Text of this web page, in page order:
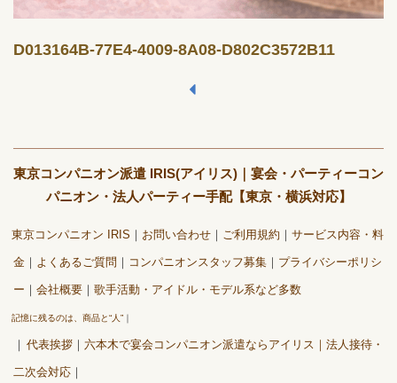
D013164B-77E4-4009-8A08-D802C3572B11
東京コンパニオン派遣 IRIS(アイリス)｜宴会・パーティーコン
パニオン・法人パーティー手配【東京・横浜対応】
東京コンパニオン IRIS お問い合わせ ご利用規約 サービス内容・料
金 よくあるご質問 コンパニオンスタッフ募集 プライバシーポリシ
ー 会社概要 歌手活動・アイドル・モデル系など多数
記憶に残るのは、商品と“人”
代表挨拶 六本木で宴会コンパニオン派遣ならアイリス｜法人接待・
二次会対応